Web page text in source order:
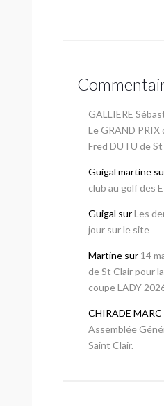
GALLIERE
Le GRAND PRIX
Fred DUTU de
Guigal martine
club au golf des
Guigal surLes
jour sur le site
Martine sur 14
de St Clair pour
coupe LADY 2026
CHIRADE MARC
Assemblée
Saint Clair.